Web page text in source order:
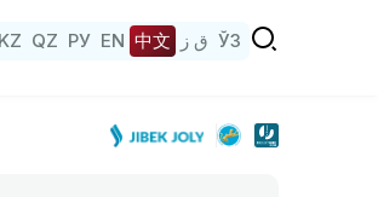
KZ QZ РУ EN 中文 ق ز ЎЗ